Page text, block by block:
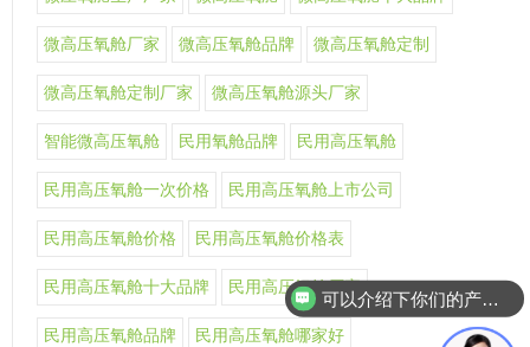
微高压氧舱厂家 微高压氧舱品牌 微高压氧舱定制
微高压氧舱定制厂家 微高压氧舱源头厂家
智能微高压氧舱 民用氧舱品牌 民用高压氧舱
民用高压氧舱一次价格 民用高压氧舱上市公司
民用高压氧舱价格 民用高压氧舱价格表
民用高压氧舱十大品牌 民用高压氧舱厂家
民用高压氧舱品牌 民用高压氧舱哪家好
可以介绍下你们的产品么